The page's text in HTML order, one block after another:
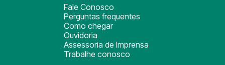
Fale Conosco
Perguntas frequentes
Como chegar
Ouvidoria
Assessoria de Imprensa
Trabalhe conosco